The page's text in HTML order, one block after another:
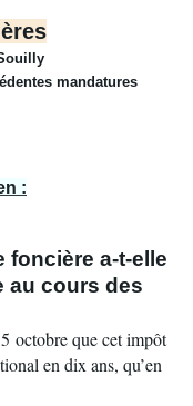
mandatures
:
foncière a-t-elle
au cours des
octobre que cet impôt
en dix ans, qu’en